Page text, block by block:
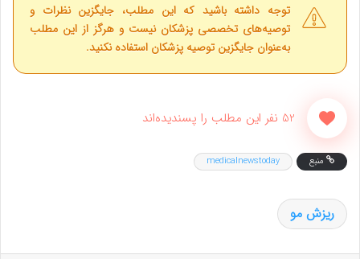
توجه داشته باشید که این مطلب، جایگزین نظرات و
توصیه‌های تخصصی پزشکان نیست و هرگز از این مطلب
به‌عنوان جایگزین توصیه پزشکان استفاده نکنید.
52 نفر این مطلب را پسندیده‌اند
منبع medicalnewstoday
ریزش مو